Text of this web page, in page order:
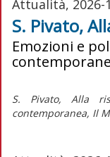
Attualità, 2026-
S. Pivato,
Emozioni e
S. Pivato, Alla
contemporanea, Il